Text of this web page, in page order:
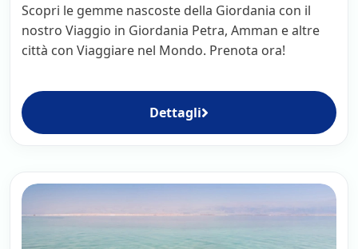
Scopri le gemme nascoste della Giordania con il
nostro Viaggio in Giordania Petra, Amman e altre
città con Viaggiare nel Mondo. Prenota ora!
Dettagli